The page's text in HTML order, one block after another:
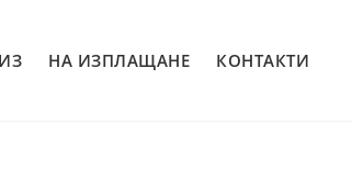
НА ИЗПЛАЩАНЕ КОНТАКТИ